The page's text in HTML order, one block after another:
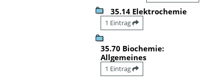
35.14 Elektrochemie
1 Eintrag
35.70 Biochemie:
Allgemeines
1 Eintrag